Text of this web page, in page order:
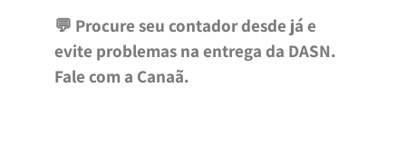
💬 Procure seu contador desde já e
evite problemas na entrega da DASN.
Fale com a Canaã.